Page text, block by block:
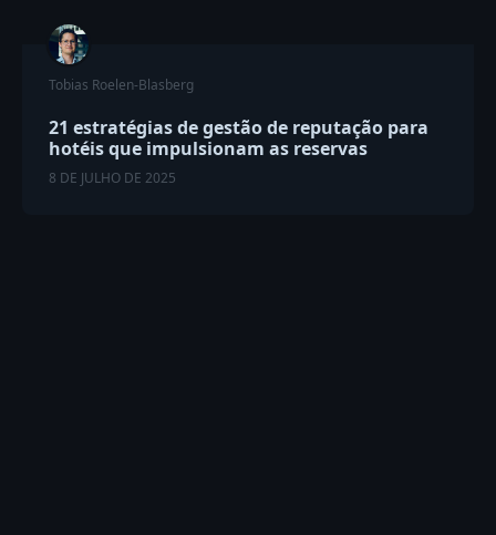
Tobias Roelen-Blasberg
21 estratégias de gestão de reputação para
hotéis que impulsionam as reservas
8 DE JULHO DE 2025